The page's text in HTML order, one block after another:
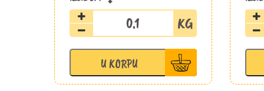
Jagoda
kocke
u
mlečnoj
čokoladi
U KORPU